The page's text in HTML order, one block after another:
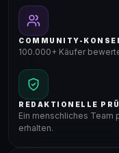
COMMUNITY-
100.000+ Käufer
REDAKTIONELLE
Ein menschliches Team
erhalten.